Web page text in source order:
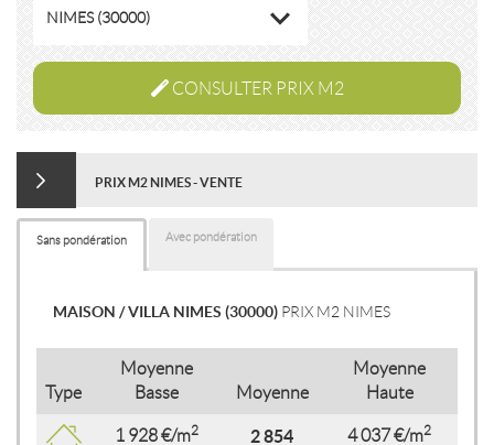
NIMES (30000)
CONSULTER PRIX M2
PRIX M2 NIMES - VENTE
Sans pondération Avec pondération
MAISON / VILLA NIMES (30000) PRIX M2 NIMES
Type
Moyenne
Basse
Moyenne
Moyenne
Haute
1 928 €/m2
2 854
4 037 €/m2